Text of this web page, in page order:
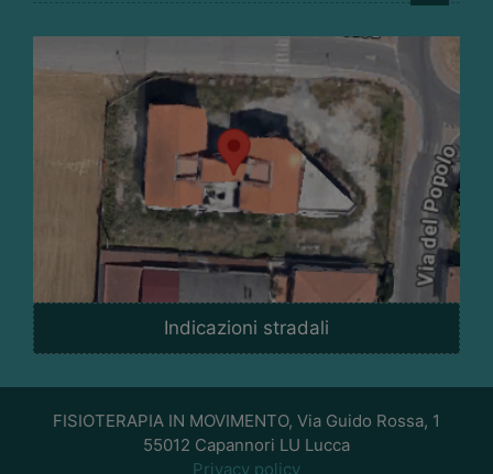
Indicazioni stradali
FISIOTERAPIA IN MOVIMENTO, Via Guido Rossa, 1
55012 Capannori LU Lucca
Privacy policy